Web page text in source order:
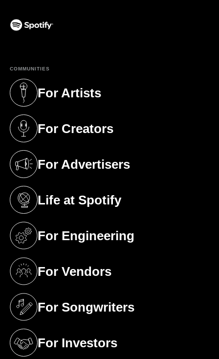
COMMUNITIES
For Artists
(opens in a new tab)
For Creators
(opens in a new tab)
For Advertisers
(opens in a new tab)
Life at Spotify
(opens in a new tab)
For Engineering
(opens in a new tab)
For Vendors
(opens in a new tab)
For Songwriters
(opens in a new tab)
For Investors
(opens in a new tab)